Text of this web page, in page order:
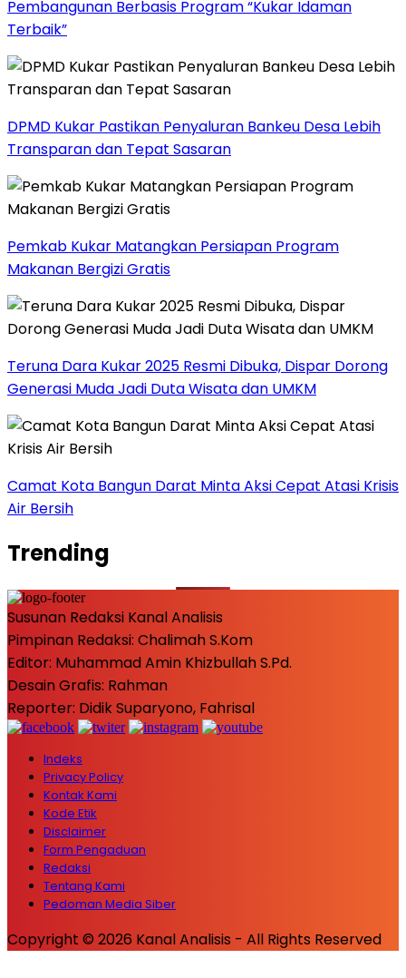
Pembangunan Berbasis Program “Kukar Idaman
Terbaik”
DPMD Kukar Pastikan Penyaluran Bankeu Desa Lebih
Transparan dan Tepat Sasaran
Pemkab Kukar Matangkan Persiapan Program
Makanan Bergizi Gratis
Teruna Dara Kukar 2025 Resmi Dibuka, Dispar Dorong
Generasi Muda Jadi Duta Wisata dan UMKM
Camat Kota Bangun Darat Minta Aksi Cepat Atasi Krisis
Air Bersih
Trending
Susunan Redaksi Kanal Analisis
Pimpinan Redaksi: Chalimah S.Kom
Editor: Muhammad Amin Khizbullah S.Pd.
Desain Grafis: Rahman
Reporter: Didik Suparyono, Fahrisal
Indeks
Privacy Policy
Kontak Kami
Kode Etik
Disclaimer
Form Pengaduan
Redaksi
Tentang Kami
Pedoman Media Siber
Copyright © 2026 Kanal Analisis - All Rights Reserved